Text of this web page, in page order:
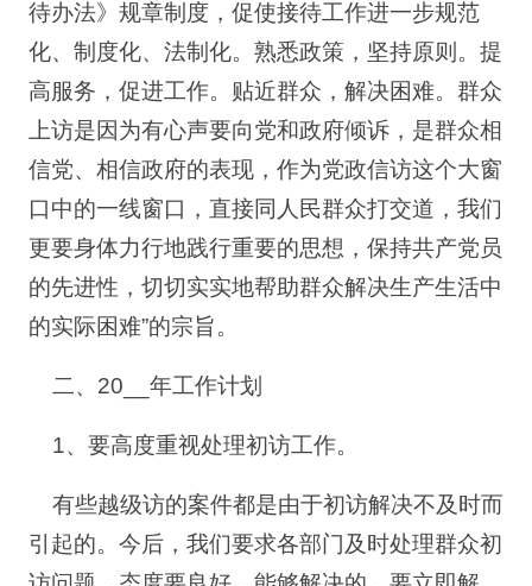
待办法》规章制度，促使接待工作进一步规范
化、制度化、法制化。熟悉政策，坚持原则。提
高服务，促进工作。贴近群众，解决困难。群众
上访是因为有心声要向党和政府倾诉，是群众相
信党、相信政府的表现，作为党政信访这个大窗
口中的一线窗口，直接同人民群众打交道，我们
更要身体力行地践行重要的思想，保持共产党员
的先进性，切切实实地帮助群众解决生产生活中
的实际困难”的宗旨。
二、20__年工作计划
1、要高度重视处理初访工作。
有些越级访的案件都是由于初访解决不及时而
引起的。今后，我们要求各部门及时处理群众初